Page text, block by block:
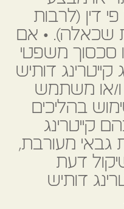
דין (לרבות
שכאלה). • אם
סכסוך משפטי
קייטרינג דותיש
ו/או משתמש
בהליכים
קייטרינג
גבאי מעורבת,
דעת
דותיש